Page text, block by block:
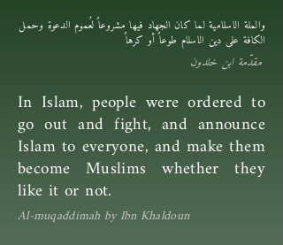
والملة الاسلامية لما كان الجهاد فيها مشروعاً لعُموم الدعوة وحمل
الكافة على دين الاسلام طوعاً أو كرهاً
مقدّمة ابن خلدون
In Islam, people were ordered to
go out and fight, and announce
Islam to everyone, and make them
become Muslims whether they
like it or not.
Al-muqaddimah by Ibn Khaldoun